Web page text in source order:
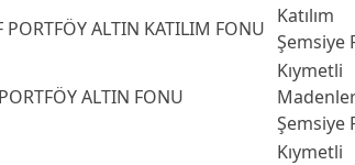
PORTFÖY ALTIN KATILIM FONU
Katılım
Şemsiye
ALTIN FONU
Kıymetli
Şemsiye
Kıymetli